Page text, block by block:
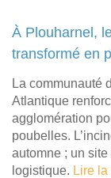
À Plouharnel,
transformé en
La communauté
Atlantique
agglomération
poubelles.
automne ; un
logistique. Lire